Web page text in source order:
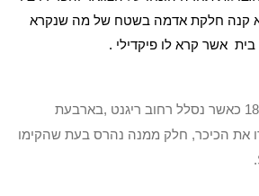
קנה חלקת אדמה בשטח של מה שנקרא
בית אשר קרא לו פיקדילי .
הכיכר הוקמה בשנת 1819 כאשר נסלל רחוב ריגנט ,בארבעת
את הכיכר, חלק ממנה נהרס בעת שהקימו